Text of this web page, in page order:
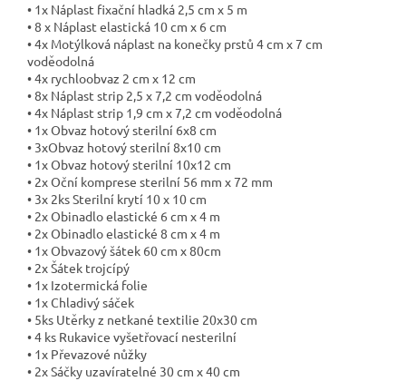
• 1x Náplast fixační hladká 2,5 cm x 5 m
• 8 x Náplast elastická 10 cm x 6 cm
• 4x Motýlková náplast na konečky prstů 4 cm x 7 cm
voděodolná
• 4x rychloobvaz 2 cm x 12 cm
• 8x Náplast strip 2,5 x 7,2 cm voděodolná
• 4x Náplast strip 1,9 cm x 7,2 cm voděodolná
• 1x Obvaz hotový sterilní 6x8 cm
• 3xObvaz hotový sterilní 8x10 cm
• 1x Obvaz hotový sterilní 10x12 cm
• 2x Oční komprese sterilní 56 mm x 72 mm
• 3x 2ks Sterilní krytí 10 x 10 cm
• 2x Obinadlo elastické 6 cm x 4 m
• 2x Obinadlo elastické 8 cm x 4 m
• 1x Obvazový šátek 60 cm x 80cm
• 2x Šátek trojcípý
• 1x Izotermická folie
• 1x Chladivý sáček
• 5ks Utěrky z netkané textilie 20x30 cm
• 4 ks Rukavice vyšetřovací nesterilní
• 1x Převazové nůžky
• 2x Sáčky uzavíratelné 30 cm x 40 cm